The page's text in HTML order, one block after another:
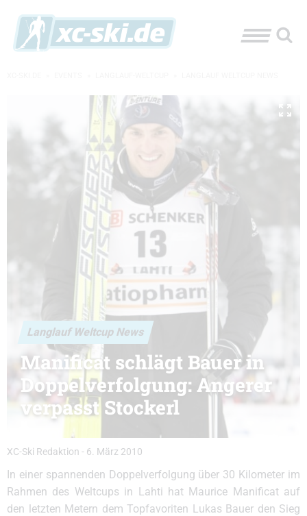
Langlauf Weltcup News
Manificat schlägt Bauer in
Doppelverfolgung: Angerer
verpasst Stockerl
XC-Ski Redaktion - 6. März 2010
In einer spannenden Doppelverfolgung über 30 Kilometer im
Rahmen des Weltcups in Lahti hat Maurice Manificat auf
den letzten Metern dem Topfavoriten Lukas Bauer den Sieg